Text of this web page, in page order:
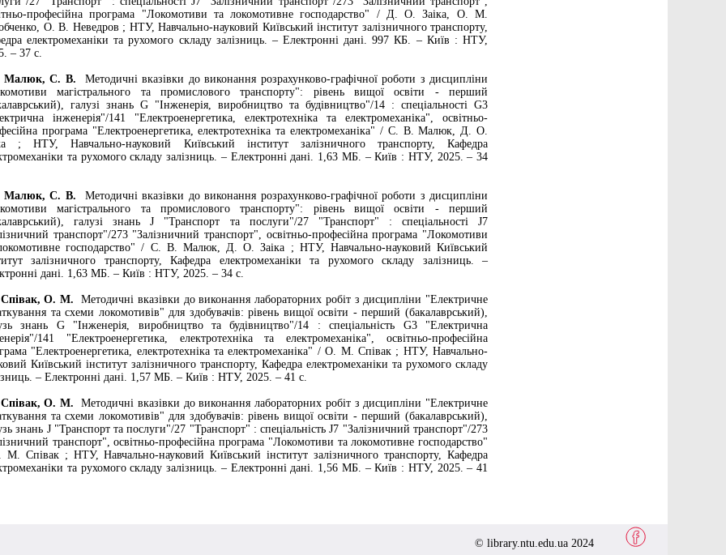
професійна програма "Локомотиви та локомотивне господарство" / Д. О. Заіка, О. М.
О. В. Неведров ; НТУ, Навчально-науковий Київський інститут залізничного транспорту,
електромеханіки та рухомого складу залізниць. – Електронні дані. 997 КБ. – Київ : НТУ,
– 37 с.
С. В. Методичні вказівки до виконання розрахунково-графічної роботи з дисципліни
магістрального та промислового транспорту": рівень вищої освіти - перший
галузі знань G "Інженерія, виробництво та будівництво"/14 : спеціальності G3
інженерія"/141 "Електроенергетика, електротехніка та електромеханіка", освітньо-
програма "Електроенергетика, електротехніка та електромеханіка" / С. В. Малюк, Д. О.
; НТУ, Навчально-науковий Київський інститут залізничного транспорту, Кафедра
та рухомого складу залізниць. – Електронні дані. 1,63 МБ. – Київ : НТУ, 2025. – 34
С. В. Методичні вказівки до виконання розрахунково-графічної роботи з дисципліни
магістрального та промислового транспорту": рівень вищої освіти - перший
галузі знань J "Транспорт та послуги"/27 "Транспорт" : спеціальності J7
транспорт"/273 "Залізничний транспорт", освітньо-професійна програма "Локомотиви
господарство" / С. В. Малюк, Д. О. Заіка ; НТУ, Навчально-науковий Київський
залізничного транспорту, Кафедра електромеханіки та рухомого складу залізниць. –
дані. 1,63 МБ. – Київ : НТУ, 2025. – 34 с.
О. М.Методичні вказівки до виконання лабораторних робіт з дисципліни "Електричне
та схеми локомотивів" для здобувачів: рівень вищої освіти - перший (бакалаврський),
знань G "Інженерія, виробництво та будівництво"/14 : спеціальність G3 "Електрична
141 "Електроенергетика, електротехніка та електромеханіка", освітньо-професійна
"Електроенергетика, електротехніка та електромеханіка" / О. М. Співак ; НТУ, Навчально-
Київський інститут залізничного транспорту, Кафедра електромеханіки та рухомого складу
– Електронні дані. 1,57 МБ. – Київ : НТУ, 2025. – 41 с.
О. М.Методичні вказівки до виконання лабораторних робіт з дисципліни "Електричне
та схеми локомотивів" для здобувачів: рівень вищої освіти - перший (бакалаврський),
знань J "Транспорт та послуги"/27 "Транспорт" : спеціальність J7 "Залізничний транспорт"/273
транспорт", освітньо-професійна програма "Локомотиви та локомотивне господарство"
Співак ; НТУ, Навчально-науковий Київський інститут залізничного транспорту, Кафедра
та рухомого складу залізниць. – Електронні дані. 1,56 МБ. – Київ : НТУ, 2025. – 41
© library.ntu.edu.ua 2024